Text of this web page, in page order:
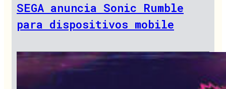
SEGA anuncia Sonic Rumble
para dispositivos mobile